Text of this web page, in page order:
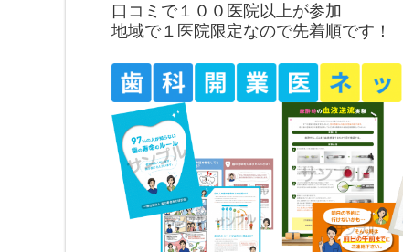
口コミで１００医院以上が参加
地域で１医院限定なので先着順です！